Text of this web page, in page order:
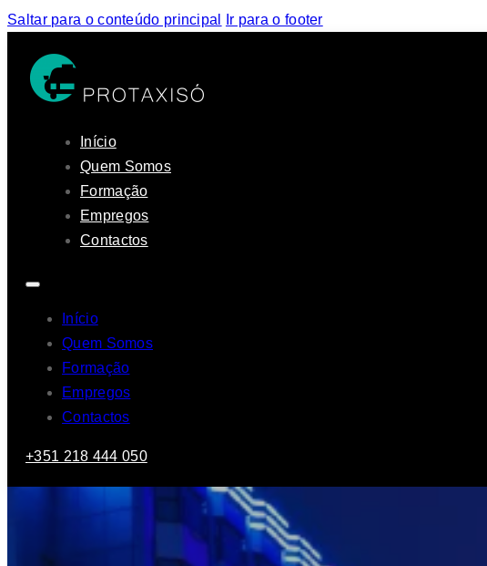
Saltar para o conteúdo principal Ir para o footer
Início
Quem Somos
Formação
Empregos
Contactos
Início
Quem Somos
Formação
Empregos
Contactos
+351 218 444 050